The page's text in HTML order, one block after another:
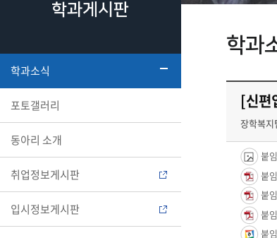
학과게시판
학과소식
포토갤러리
동아리 소개
취업정보게시판
입시정보게시판
학과
[신편
장학복지
붙
붙
붙
붙
붙